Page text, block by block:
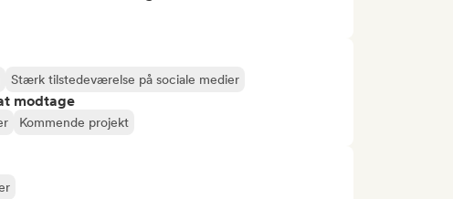
Stærk tilstedeværelse på sociale medier
modtage
Kommende projekt